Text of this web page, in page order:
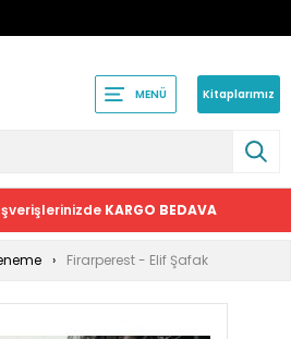
MENÜ Kitaplarımız
KARGO BEDAVA
Firarperest - Elif Şafak